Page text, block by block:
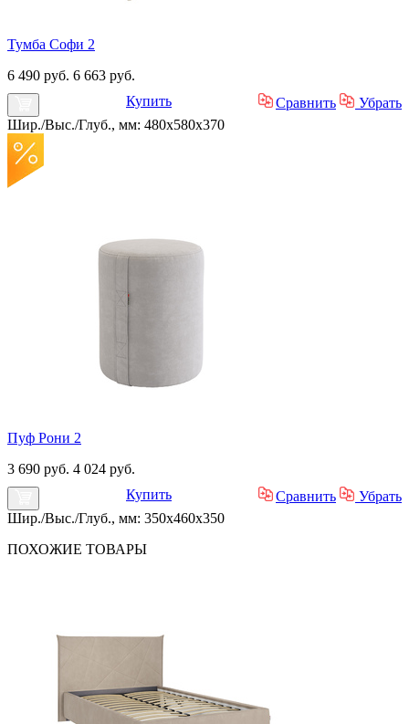
Тумба Софи 2
6 490 руб. 6 663 руб.
Купить
Сравнить
Убрать
Шир./Выс./Глуб., мм: 480x580x370
Пуф Рони 2
3 690 руб. 4 024 руб.
Купить
Сравнить
Убрать
Шир./Выс./Глуб., мм: 350x460x350
ПОХОЖИЕ ТОВАРЫ